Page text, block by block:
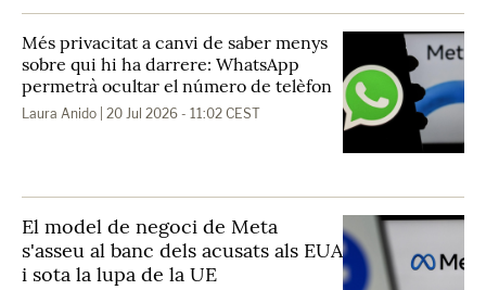
Més privacitat a canvi de saber menys
sobre qui hi ha darrere: WhatsApp
permetrà ocultar el número de telèfon
Laura Anido | 20 Jul 2026 - 11:02 CEST
El model de negoci de Meta
s'asseu al banc dels acusats als EUA
i sota la lupa de la UE